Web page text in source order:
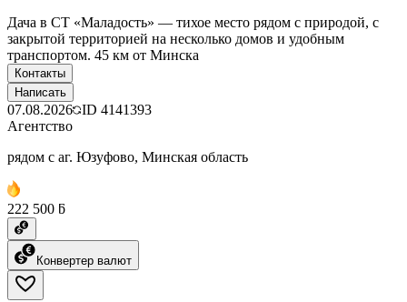
Дача в СТ «Маладость» — тихое место рядом с природой, с
закрытой территорией на несколько домов и удобным
транспортом. 45 км от Минска
Контакты
Написать
07.08.2026 ID 4141393
Агентство
рядом с аг. Юзуфово, Минская область
222 500 ƃ
Конвертер валют